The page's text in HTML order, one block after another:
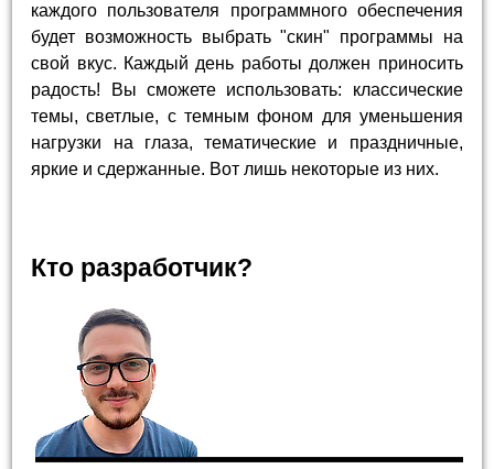
каждого пользователя программного обеспечения
будет возможность выбрать "скин" программы на
свой вкус. Каждый день работы должен приносить
радость! Вы сможете использовать: классические
темы, светлые, с темным фоном для уменьшения
нагрузки на глаза, тематические и праздничные,
яркие и сдержанные. Вот лишь некоторые из них.
Кто разработчик?